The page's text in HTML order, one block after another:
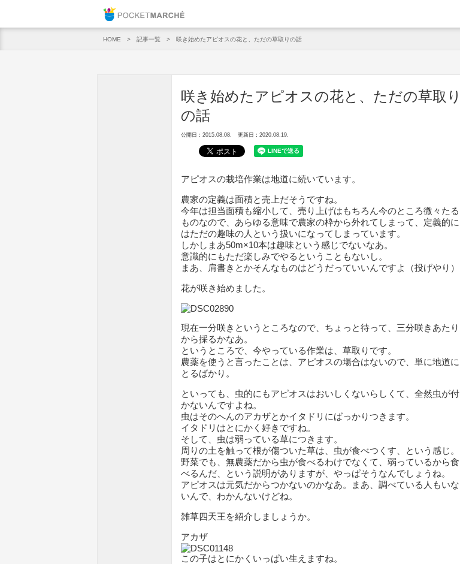
HOME 記事一覧 咲き始めたアピオスの花と、ただの草取りの話
咲き始めたアピオスの花と、ただの草取り
の話
公開日：2015.08.08. 更新日：2020.08.19.
アピオスの栽培作業は地道に続いています。
農家の定義は面積と売上だそうですね。
今年は担当面積も縮小して、売り上げはもちろん今のところ微々たる
ものなので、あらゆる意味で農家の枠から外れてしまって、定義的に
はただの趣味の人という扱いになってしまっています。
しかしまあ50m×10本は趣味という感じでないなあ。
意識的にもただ楽しみでやるということもないし。
まあ、肩書きとかそんなものはどうだっていいんですよ（投げやり）
花が咲き始めました。
現在一分咲きというところなので、ちょっと待って、三分咲きあたり
から採るかなあ。
というところで、今やっている作業は、草取りです。
農薬を使うと言ったことは、アピオスの場合はないので、単に地道に
とるばかり。
といっても、虫的にもアピオスはおいしくないらしくて、全然虫が付
かないんですよね。
虫はそのへんのアカザとかイタドリにばっかりつきます。
イタドリはとにかく好きですね。
そして、虫は弱っている草につきます。
周りの土を触って根が傷ついた草は、虫が食べつくす、という感じ。
野菜でも、無農薬だから虫が食べるわけでなくて、弱っているから食
べるんだ、という説明がありますが、やっぱそうなんでしょうね。
アピオスは元気だからつかないのかなあ。まあ、調べている人もいな
いんで、わかんないけどね。
雑草四天王を紹介しましょうか。
アカザ
この子はとにかくいっぱい生えますね。